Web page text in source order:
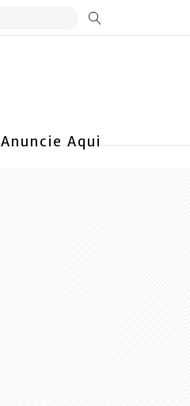
Anuncie Aqui